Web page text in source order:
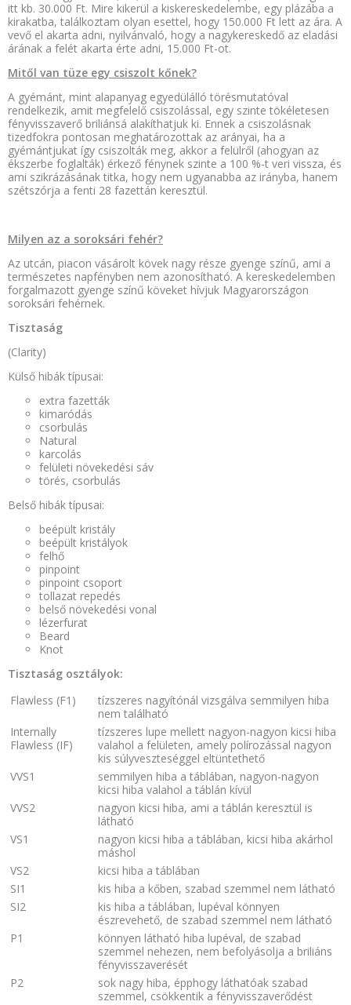
itt kb. 30.000 Ft. Mire kikerül a kiskereskedelembe, egy plázába a
kirakatba, találkoztam olyan esettel, hogy 150.000 Ft lett az ára. A
vevő el akarta adni, nyilvánvaló, hogy a nagykereskedő az eladási
árának a felét akarta érte adni, 15.000 Ft-ot.
Mitől van tüze egy csiszolt kőnek?
A gyémánt, mint alapanyag egyedülálló törésmutatóval
rendelkezik, amit megfelelő csiszolással, egy szinte tökéletesen
fényvisszaverő briliánsá alakíthatjuk ki. Ennek a csiszolásnak
tizedfokra pontosan meghatározottak az arányai, ha a
gyémántjukat így csiszolták meg, akkor a felülről (ahogyan az
ékszerbe foglalták) érkező fénynek szinte a 100 %-t veri vissza, és
ami szikrázásának titka, hogy nem ugyanabba az irányba, hanem
szétszórja a fenti 28 fazettán keresztül.
Milyen az a soroksári fehér?
Az utcán, piacon vásárolt kövek nagy része gyenge színű, ami a
természetes napfényben nem azonosítható. A kereskedelemben
forgalmazott gyenge színű köveket hívjuk Magyarországon
soroksári fehérnek.
Tisztaság
(Clarity)
Külső hibák típusai:
extra fazetták
kimaródás
csorbulás
Natural
karcolás
felületi növekedési sáv
törés, csorbulás
Belső hibák típusai:
beépült kristály
beépült kristályok
felhő
pinpoint
pinpoint csoport
tollazat repedés
belső növekedési vonal
lézerfurat
Beard
Knot
Tisztaság osztályok:
Flawless (F1)
tízszeres nagyítónál vizsgálva semmilyen hiba
nem található
Internally
Flawless (IF)
tízszeres lupe mellett nagyon-nagyon kicsi hiba
valahol a felületen, amely polírozással nagyon
kis súlyveszteséggel eltüntethető
VVS1
semmilyen hiba a táblában, nagyon-nagyon
kicsi hiba valahol a táblán kívül
VVS2
nagyon kicsi hiba, ami a táblán keresztül is
látható
VS1
nagyon kicsi hiba a táblában, kicsi hiba akárhol
máshol
VS2
kicsi hiba a táblában
SI1
kis hiba a kőben, szabad szemmel nem látható
SI2
kis hiba a táblában, lupéval könnyen
észrevehető, de szabad szemmel nem látható
P1
könnyen látható hiba lupéval, de szabad
szemmel nehezen, nem befolyásolja a briliáns
fényvisszaverését
P2
sok nagy hiba, épphogy láthatóak szabad
szemmel, csökkentik a fényvisszaverődést